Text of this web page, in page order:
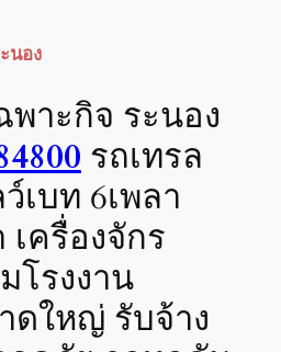
นอง
พาะกิจ ระนอง
รถเทรล
เบท 6เพลา
ครื่องจักร
โรงงาน
ใหญ่ รับจ้าง